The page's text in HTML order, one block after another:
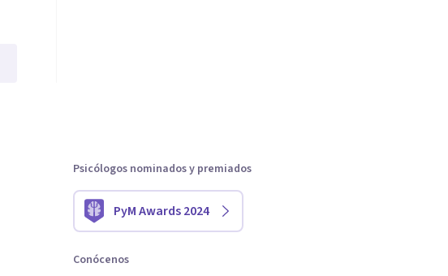
Psicólogos nominados y premiados
PyM Awards 2024
Conócenos